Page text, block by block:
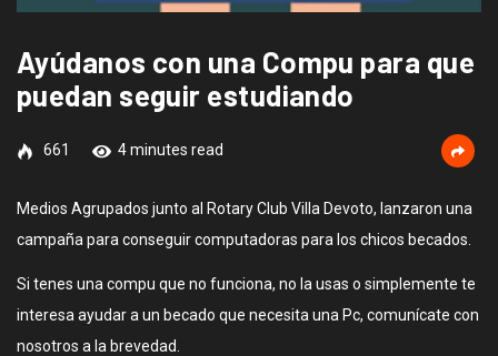
Ayúdanos con una Compu para que
puedan seguir estudiando
661 4 minutes read
Medios Agrupados junto al Rotary Club Villa Devoto, lanzaron una
campaña para conseguir computadoras para los chicos becados.
Si tenes una compu que no funciona, no la usas o simplemente te
interesa ayudar a un becado que necesita una Pc, comunícate con
nosotros a la brevedad.